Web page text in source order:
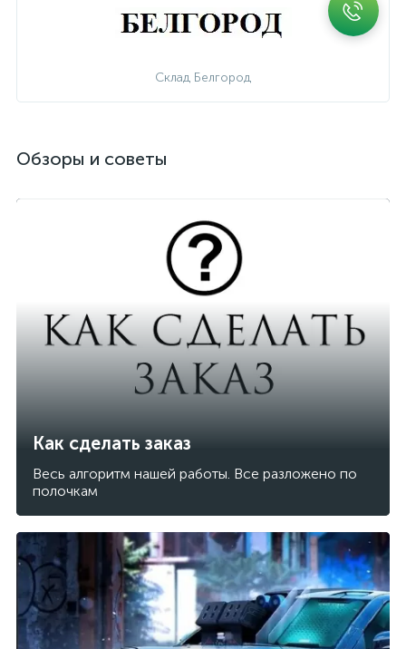
Склад Белгород
Обзоры и советы
Как сделать заказ
Весь алгоритм нашей работы. Все разложено по
полочкам